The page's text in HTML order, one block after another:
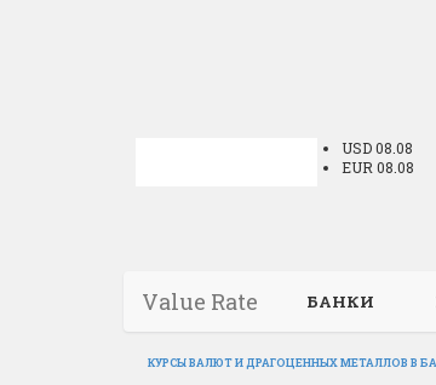
USD 08.08
EUR 08.08
Value Rate БАНКИ
КУРСЫ ВАЛЮТ И ДРАГОЦЕННЫХ МЕТАЛЛОВ В